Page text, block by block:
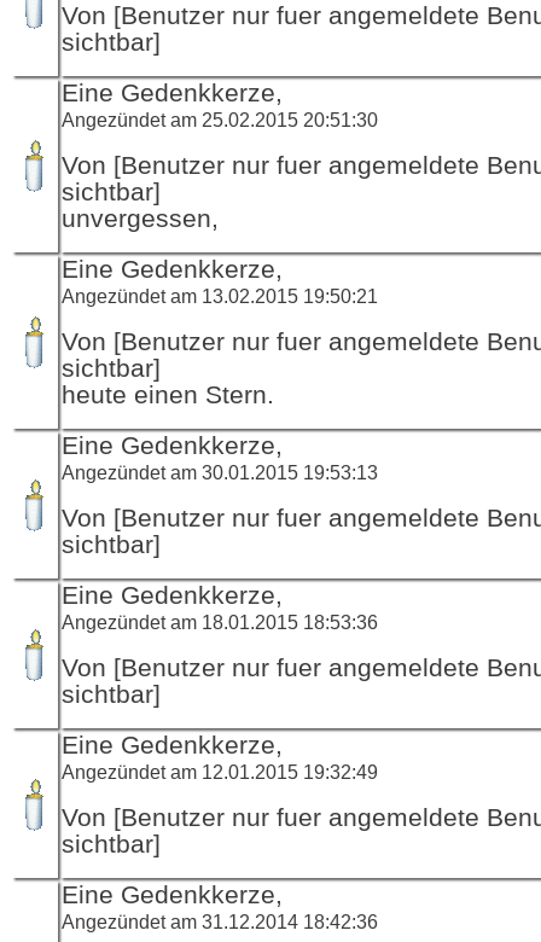
Von [Benutzer nur fuer angemeldete
sichtbar]
Eine Gedenkkerze,
Angezündet am 25.02.2015 20:51:30
Von [Benutzer nur fuer angemeldete
sichtbar]
unvergessen,
Eine Gedenkkerze,
Angezündet am 13.02.2015 19:50:21
Von [Benutzer nur fuer angemeldete
sichtbar]
heute einen Stern.
Eine Gedenkkerze,
Angezündet am 30.01.2015 19:53:13
Von [Benutzer nur fuer angemeldete
sichtbar]
Eine Gedenkkerze,
Angezündet am 18.01.2015 18:53:36
Von [Benutzer nur fuer angemeldete
sichtbar]
Eine Gedenkkerze,
Angezündet am 12.01.2015 19:32:49
Von [Benutzer nur fuer angemeldete
sichtbar]
Eine Gedenkkerze,
Angezündet am 31.12.2014 18:42:36